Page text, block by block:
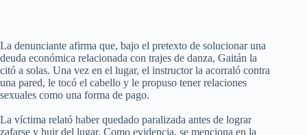
La denunciante afirma que, bajo el pretexto de solucionar una
deuda económica relacionada con trajes de danza, Gaitán la
citó a solas. Una vez en el lugar, el instructor la acorraló contra
una pared, le tocó el cabello y le propuso tener relaciones
sexuales como una forma de pago.
La víctima relató haber quedado paralizada antes de lograr
zafarse y huir del lugar. Como evidencia, se menciona en la